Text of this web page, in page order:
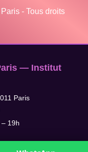
- Tous droits
— Institut
Paris
19h